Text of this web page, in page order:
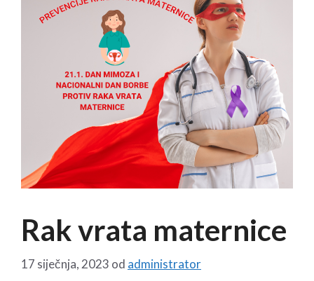
Rak vrata maternice
17 siječnja, 2023 od administrator